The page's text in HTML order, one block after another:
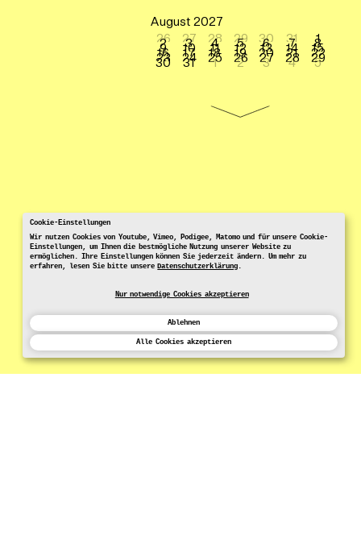
Cookie-Einstellungen
Wir nutzen Cookies von Youtube, Vimeo, Podigee, Matomo und für unsere Cookie-
Einstellungen, um Ihnen die bestmögliche Nutzung unserer Website zu
ermöglichen. Ihre Einstellungen können Sie jederzeit ändern. Um mehr zu
erfahren, lesen Sie bitte unsereDatenschutzerklärung.
Nur notwendige Cookies akzeptieren
Ablehnen
Alle Cookies akzeptieren
August 2027
26
27 28 29 30 31 1
2 3 4 5 6 7 8
9 10 11 12 13 14 15
16 17 18 19 20 21 22
23 24 25 26 27 28 29
30 31 1 2 3 4 5